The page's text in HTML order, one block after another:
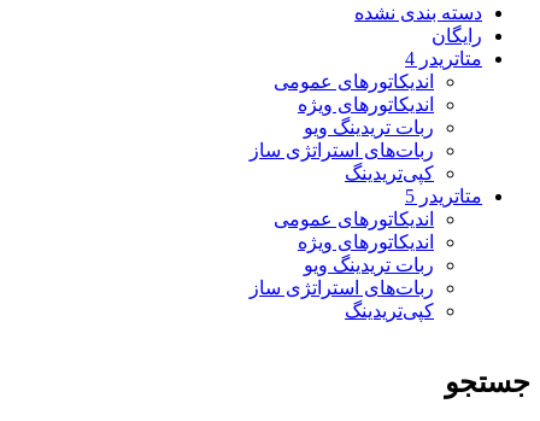
دسته بندی نشده
رایگان
متاتريدر 4
اندیکاتورهای عمومی
اندیکاتورهای ویژه
ربات تریدینگ ویو
ربات‌های استراتژی ساز
کپی‌تریدینگ
متاتريدر 5
اندیکاتورهای عمومی
اندیکاتورهای ویژه
ربات تریدینگ ویو
ربات‌های استراتژی ساز
کپی‌تریدینگ
جستجو